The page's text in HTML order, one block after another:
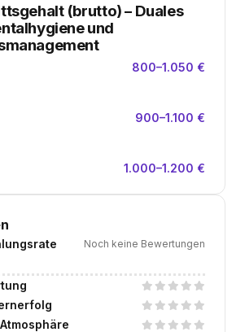
(brutto)– Duales
und
800–1.050 €
900–1.100 €
1.000–1.200 €
Noch keine Bewertungen